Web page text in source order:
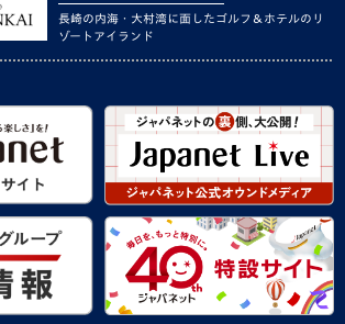
長崎の内海・大村湾に面したゴルフ＆ホテルのリ
ゾートアイランド